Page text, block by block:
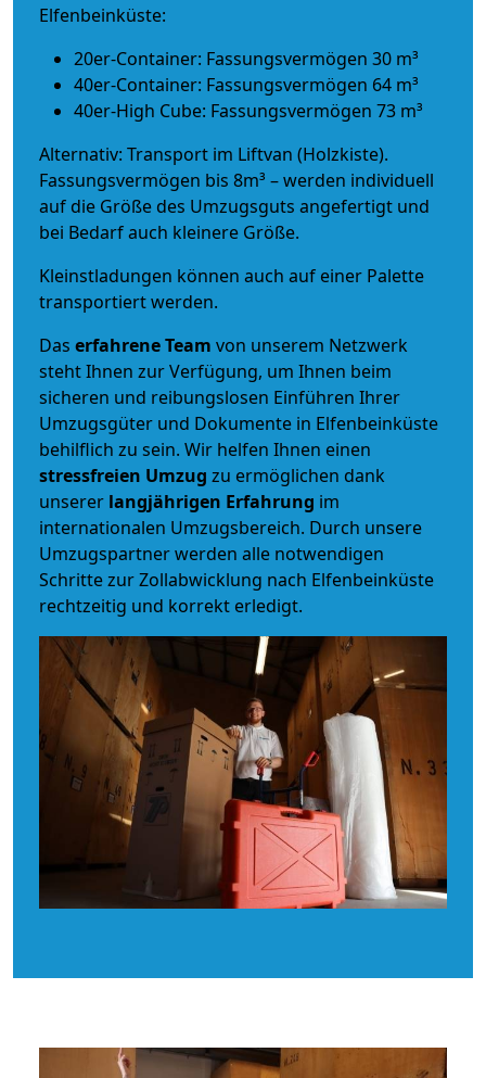
Elfenbeinküste:
20er-Container: Fassungsvermögen 30 m³
40er-Container: Fassungsvermögen 64 m³
40er-High Cube: Fassungsvermögen 73 m³
Alternativ: Transport im Liftvan (Holzkiste).
Fassungsvermögen bis 8m³ – werden individuell
auf die Größe des Umzugsguts angefertigt und
bei Bedarf auch kleinere Größe.
Kleinstladungen können auch auf einer Palette
transportiert werden.
Das erfahrene Team von unserem Netzwerk
steht Ihnen zur Verfügung, um Ihnen beim
sicheren und reibungslosen Einführen Ihrer
Umzugsgüter und Dokumente in Elfenbeinküste
behilflich zu sein. Wir helfen Ihnen einen
stressfreien Umzug zu ermöglichen dank
unserer langjährigen Erfahrung im
internationalen Umzugsbereich. Durch unsere
Umzugspartner werden alle notwendigen
Schritte zur Zollabwicklung nach Elfenbeinküste
rechtzeitig und korrekt erledigt.